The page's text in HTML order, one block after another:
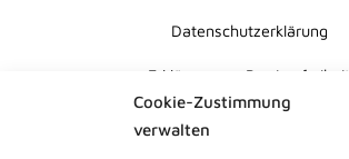
Cookie-Zustimmung
verwalten
Datenschutzerklärung
Erklärung zur Barrierefreiheit
Cookie-Richtlinie (EU)